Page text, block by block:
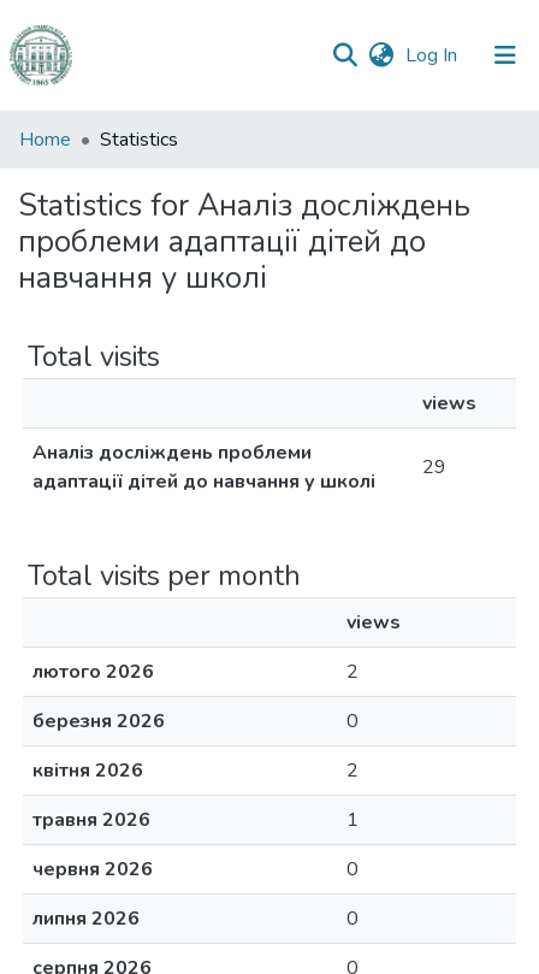
Log In (current)
Communities
Collections
All of DSpace
Home Statistics
Statistics for Аналіз досліждень
проблеми адаптації дітей до
навчання у школі
Total visits
views
Аналіз досліждень проблеми
адаптації дітей до навчання у школі
29
Total visits per month
views
лютого 2026
2
березня 2026
0
квітня 2026
2
травня 2026
1
червня 2026
0
липня 2026
0
серпня 2026
0